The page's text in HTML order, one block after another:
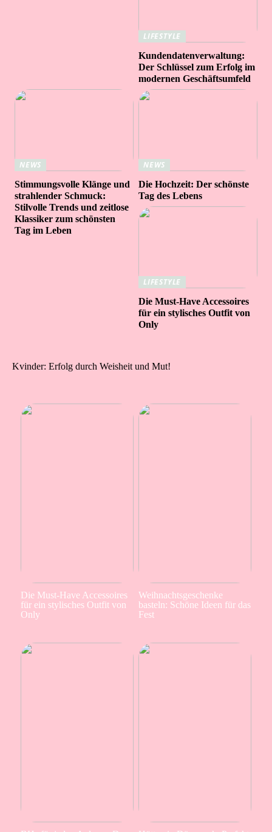
LIFESTYLE
Kundendatenverwaltung:
Der Schlüssel zum Erfolg im
modernen Geschäftsumfeld
NEWS
Stimmungsvolle Klänge und
strahlender Schmuck:
Stilvolle Trends und zeitlose
Klassiker zum schönsten
Tag im Leben
NEWS
Die Hochzeit: Der schönste
Tag des Lebens
LIFESTYLE
Die Must-Have Accessoires
für ein stylisches Outfit von
Only
Kvinder: Erfolg durch Weisheit und Mut!
Die Must-Have Accessoires
für ein stylisches Outfit von
Only
Weihnachtsgeschenke
basteln: Schöne Ideen für das
Fest